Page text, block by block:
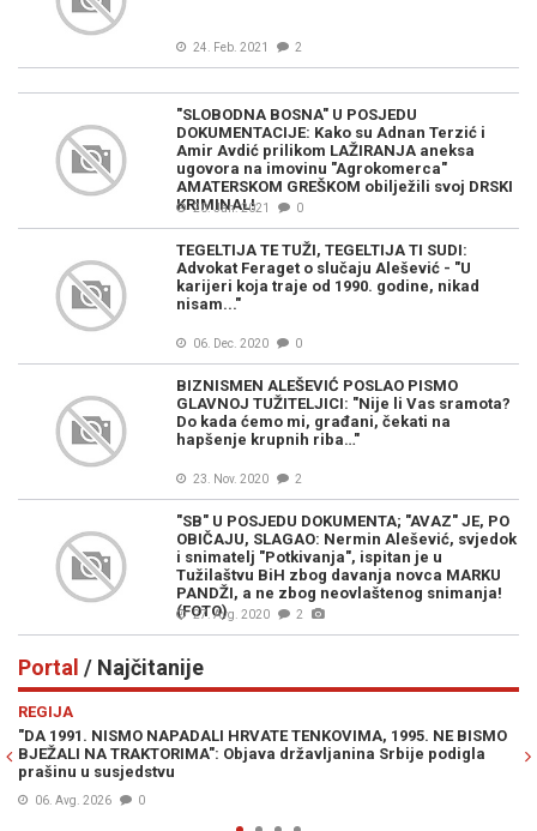
24. Feb. 2021 2
"SLOBODNA BOSNA" U POSJEDU
DOKUMENTACIJE: Kako su Adnan Terzić i
Amir Avdić prilikom LAŽIRANJA aneksa
ugovora na imovinu "Agrokomerca"
AMATERSKOM GREŠKOM obilježili svoj DRSKI
KRIMINAL!
20. Jan. 2021 0
TEGELTIJA TE TUŽI, TEGELTIJA TI SUDI:
Advokat Feraget o slučaju Alešević - "U
karijeri koja traje od 1990. godine, nikad
nisam..."
06. Dec. 2020 0
BIZNISMEN ALEŠEVIĆ POSLAO PISMO
GLAVNOJ TUŽITELJICI: "Nije li Vas sramota?
Do kada ćemo mi, građani, čekati na
hapšenje krupnih riba…"
23. Nov. 2020 2
"SB" U POSJEDU DOKUMENTA; "AVAZ" JE, PO
OBIČAJU, SLAGAO: Nermin Alešević, svjedok
i snimatelj "Potkivanja", ispitan je u
Tužilaštvu BiH zbog davanja novca MARKU
PANDŽI, a ne zbog neovlaštenog snimanja!
(FOTO)
27. Avg. 2020 2
Portal / Najčitanije
REGIJA
"DA 1991. NISMO NAPADALI HRVATE TENKOVIMA, 1995. NE BISMO
BJEŽALI NA TRAKTORIMA": Objava državljanina Srbije podigla
prašinu u susjedstvu
06. Avg. 2026 0